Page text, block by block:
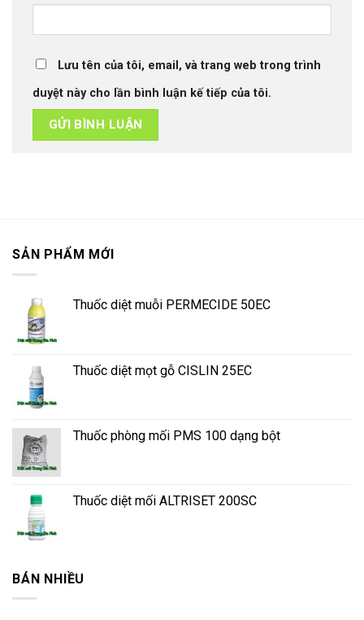
Lưu tên của tôi, email, và trang web trong trình
duyệt này cho lần bình luận kế tiếp của tôi.
SẢN PHẨM MỚI
Thuốc diệt muỗi PERMECIDE 50EC
Thuốc diệt mọt gỗ CISLIN 25EC
Thuốc phòng mối PMS 100 dạng bột
Thuốc diệt mối ALTRISET 200SC
BÁN NHIỀU